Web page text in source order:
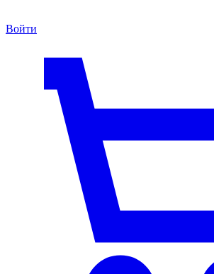
Войти